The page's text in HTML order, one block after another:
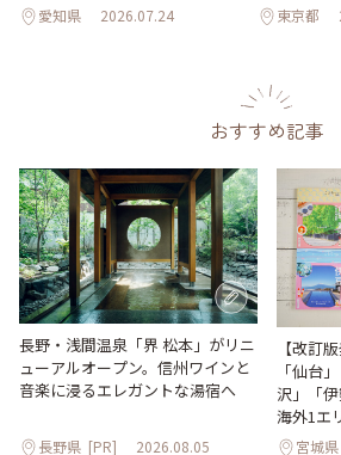
愛知県 2026.07.24 東京都
おすすめ記事
長野・浅間温泉「界 松本」がリニ
ューアルオープン。信州ワインと
音楽に浸るエレガントな湯宿へ
長野県 [PR] 2026.08.05
【改訂
「仙台
沢」「
海外1エ
宮城県